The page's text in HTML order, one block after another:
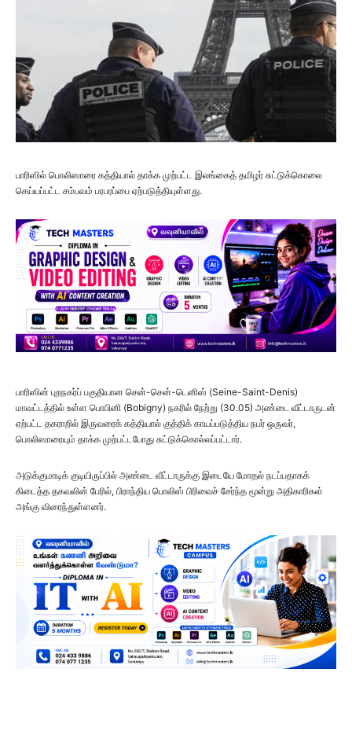
பாரிஸில் பொலிஸாரை கத்தியால் தாக்க முற்பட்ட இலங்கைத் தமிழர் சுட்டுக்கொலை
செய்யப்பட்ட சம்பவம் பரபரப்பை ஏற்படுத்தியுள்ளது.
பாரிஸின் புறநகர்ப் பகுதியான சென்-சென்-டெனிஸ் (Seine-Saint-Denis)
மாவட்டத்தில் உள்ள பொபினி (Bobigny) நகரில் நேற்று (30.05) அண்டை வீட்டாருடன்
ஏற்பட்ட தகராறில் இருவரைக் கத்தியால் குத்திக் காயப்படுத்திய நபர் ஒருவர்,
பொலிஸாரையும் தாக்க முற்பட்டபோது சுட்டுக்கொல்லப்பட்டார்.
அடுக்குமாடிக் குடியிருப்பில் அண்டை வீட்டாருக்கு இடையே மோதல் நடப்பதாகக்
கிடைத்த தகவலின் பேரில், பிராந்திய பொலிஸ் பிரிவைச் சேர்ந்த மூன்று அதிகாரிகள்
அங்கு விரைந்துள்ளனர்.